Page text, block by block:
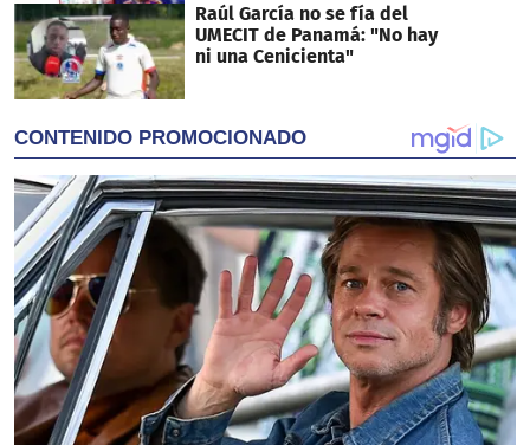
Raúl García no se fía del
UMECIT de Panamá: "No hay
ni una Cenicienta"